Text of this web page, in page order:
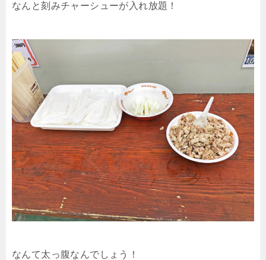
なんと刻みチャーシューが入れ放題！
なんて太っ腹なんでしょう！